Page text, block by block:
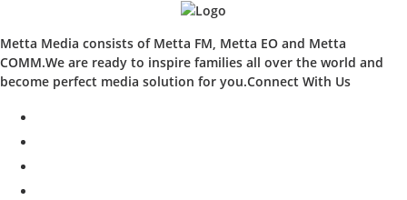
Metta Media consists of Metta FM, Metta EO and Metta
COMM.We are ready to inspire families all over the world and
become perfect media solution for you.Connect With Us